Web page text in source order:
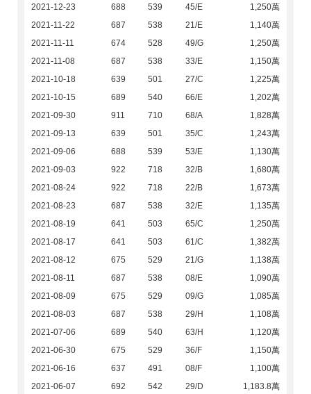
2021-12-23 688 539 45/E
1,250萬
2021-11-22
687 538 21/E
1,140萬
2021-11-11
674 528 49/G
1,250萬
2021-11-08
687 538 33/E
1,150萬
2021-10-18
639 501 27/C
1,225萬
2021-10-15
689 540 66/E
1,202萬
2021-09-30
911 710 68/A
1,828萬
2021-09-13
639 501 35/C
1,243萬
2021-09-06
688 539 53/E
1,130萬
2021-09-03
922 718 32/B
1,680萬
2021-08-24
922 718 22/B
1,673萬
2021-08-23
687 538 32/E
1,135萬
2021-08-19
641 503 65/C
1,250萬
2021-08-17
641 503 61/C
1,382萬
2021-08-12
675 529 21/G
1,138萬
2021-08-11
687 538 08/E
1,090萬
2021-08-09
675 529 09/G
1,085萬
2021-08-03
687 538 29/H
1,108萬
2021-07-06
689 540 63/H
1,120萬
2021-06-30
675 529 36/F
1,150萬
2021-06-16
637 491 08/F
1,100萬
2021-06-07
692 542 29/D
1,183.8萬